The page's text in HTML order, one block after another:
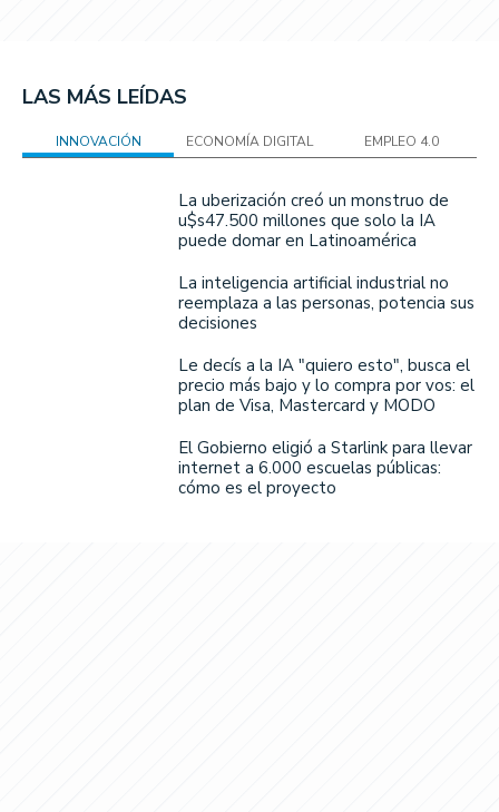
LAS MÁS LEÍDAS
INNOVACIÓN ECONOMÍA DIGITAL EMPLEO 4.0
La uberización creó un monstruo de
u$s47.500 millones que solo la IA
puede domar en Latinoamérica
La inteligencia artificial industrial no
reemplaza a las personas, potencia sus
decisiones
Le decís a la IA "quiero esto", busca el
precio más bajo y lo compra por vos: el
plan de Visa, Mastercard y MODO
El Gobierno eligió a Starlink para llevar
internet a 6.000 escuelas públicas:
cómo es el proyecto